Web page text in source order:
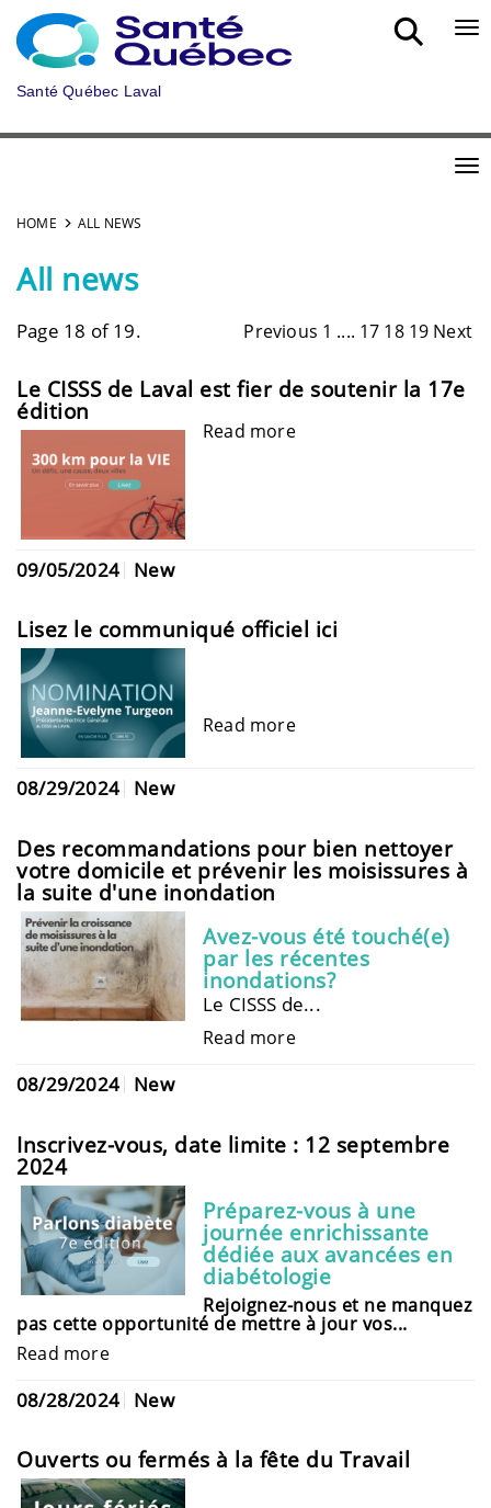
Skip to main content
Santé Québec Laval
HOME ALL NEWS
All news
Page 18 of 19. Previous 1 .... 17 18 19 Next
Le CISSS de Laval est fier de soutenir la 17e
édition
Read more
09/05/2024 New
Lisez le communiqué officiel ici
Read more
08/29/2024 New
Des recommandations pour bien nettoyer
votre domicile et prévenir les moisissures à
la suite d'une inondation
Avez-vous été touché(e)
par les récentes
inondations?
Le CISSS de...
Read more
08/29/2024 New
Inscrivez-vous, date limite : 12 septembre
2024
Préparez-vous à une
journée enrichissante
dédiée aux avancées en
diabétologie
Rejoignez-nous et ne manquez
pas cette opportunité de mettre à jour vos...
Read more
08/28/2024 New
Ouverts ou fermés à la fête du Travail